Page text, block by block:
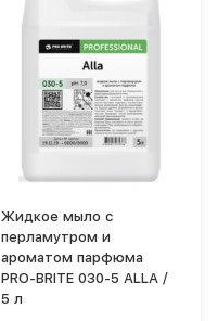
Жидкое мыло с
перламутром и
ароматом парфюма
PRO-BRITE 030-5 ALLA /
5 л